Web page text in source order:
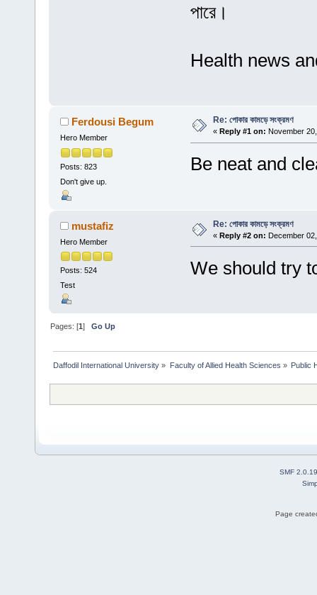
পারে।
Health news
Ferdousi Begum
Hero Member
Posts: 823
Don't give up.
Re: পোকার কামড়ে সংক্রমণ
« Reply #1 on: November
Be neat and
mustafiz
Hero Member
Posts: 524
Test
Re: পোকার কামড়ে সংক্রমণ
« Reply #2 on: December
We should try
Pages: [1]Go Up
Daffodil International University » Faculty of Allied Health Sciences » Public
SMF 2.0.19
Page